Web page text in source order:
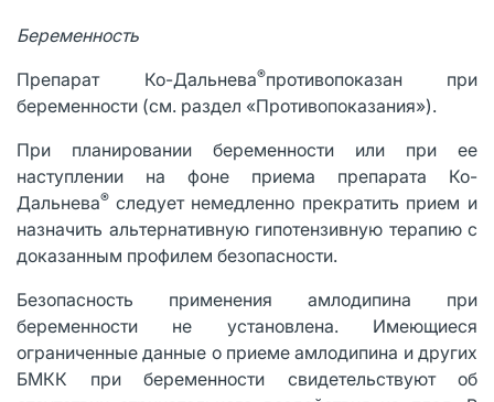
Беременность
Препарат Ко-Дальнева®противопоказан при
беременности (см. раздел «Противопоказания»).
При планировании беременности или при ее
наступлении на фоне приема препарата Ко-
Дальнева® следует немедленно прекратить прием и
назначить альтернативную гипотензивную терапию с
доказанным профилем безопасности.
Безопасность применения амлодипина при
беременности не установлена. Имеющиеся
ограниченные данные о приеме амлодипина и других
БМКК при беременности свидетельствуют об